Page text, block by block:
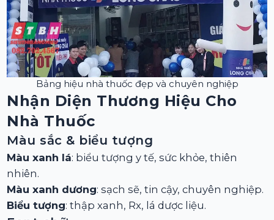
Bảng hiệu nhà thuốc đẹp và chuyên nghiệp
Nhận Diện Thương Hiệu Cho
Nhà Thuốc
Màu sắc & biểu tượng
Màu xanh lá: biểu tượng y tế, sức khỏe, thiên
nhiên.
Màu xanh dương: sạch sẽ, tin cậy, chuyên nghiệp.
Biểu tượng: thập xanh, Rx, lá dược liệu.